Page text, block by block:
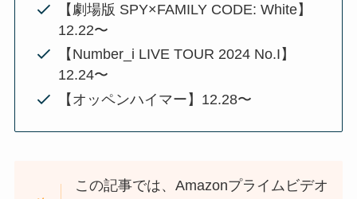
【劇場版 SPY×FAMILY CODE: White】
12.22〜
【Number_i LIVE TOUR 2024 No.I】
12.24〜
【オッペンハイマー】12.28〜
この記事では、Amazonプライムビデオ